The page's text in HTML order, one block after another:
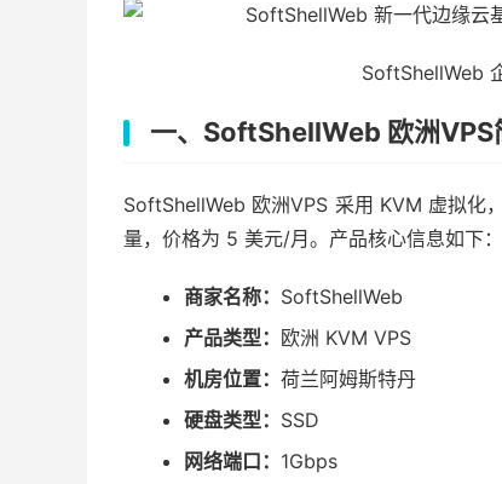
SoftShellWeb
一、SoftShellWeb 欧洲VPS
SoftShellWeb 欧洲VPS 采用 KVM 虚拟化
量，价格为 5 美元/月。产品核心信息如下：
商家名称： SoftShellWeb
产品类型： 欧洲 KVM VPS
机房位置： 荷兰阿姆斯特丹
硬盘类型： SSD
网络端口： 1Gbps